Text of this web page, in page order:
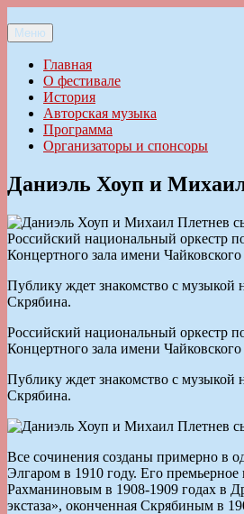
к
содержимому
Ильменский фестиваль авторской
Меню
Главная
О фестивале
История
Авторская музыка
Программа
Организаторы и спонсоры
Даниэль Хоуп и
Российский национальный оркестр
Концертного зала имени
Публику ждет знакомство с
Скрябина.
Российский национальный оркестр
Концертного зала имени
Публику ждет знакомство с
Скрябина.
Все сочинения созданы примерно в
Элгаром в 1910 году. Его
Рахманиновым в 1908-1909 годах в
экстаза», оконченная Скрябиным в